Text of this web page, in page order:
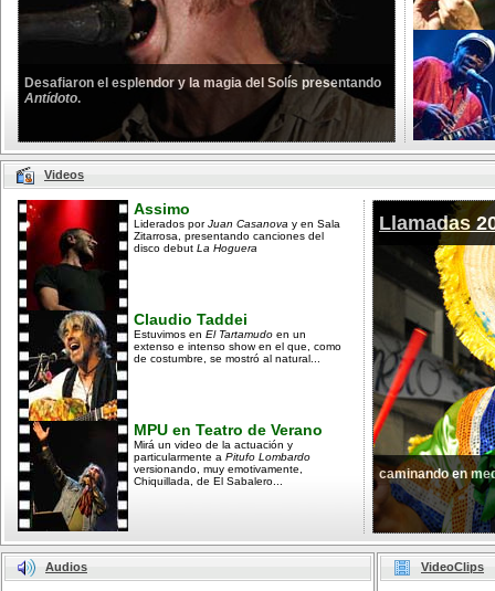
Desafiaron el esplendor y la magia del Solís presentando
Antídoto.
Videos
Assimo
Liderados porJuan Casanova y en Sala
Zitarrosa, presentando canciones del
disco debut La Hoguera
Claudio Taddei
Estuvimos en El Tartamudo en un
extenso e intenso show en el que, como
de costumbre, se mostró al natural...
MPU en Teatro de Verano
Mirá un video de la actuación y
particularmente a Pitufo Lombardo
versionando, muy emotivamente,
Chiquillada, de El Sabalero...
Llamadas
caminando en
Audios VideoClips